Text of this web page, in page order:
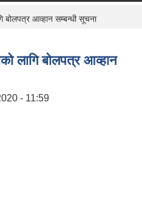
बोलपत्र आव्हान सम्बन्धी सूचना
लागि बोलपत्र आव्हान
- 11:59